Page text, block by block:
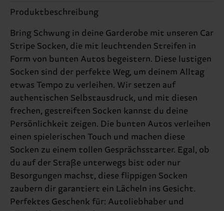
Produktbeschreibung
Bring Schwung in deine Garderobe mit unseren Car
Stripe Socken, die mit leuchtenden Streifen in
Form von bunten Autos begeistern. Diese lustigen
Socken sind der perfekte Weg, um deinem Alltag
etwas Tempo zu verleihen. Wir setzen auf
authentischen Selbstausdruck, und mit diesen
frechen, gestreiften Socken kannst du deine
Persönlichkeit zeigen. Die bunten Autos verleihen
einen spielerischen Touch und machen diese
Socken zu einem tollen Gesprächsstarter. Egal, ob
du auf der Straße unterwegs bist oder nur
Besorgungen machst, diese flippigen Socken
zaubern dir garantiert ein Lächeln ins Gesicht.
Perfektes Geschenk für: Autoliebhaber und